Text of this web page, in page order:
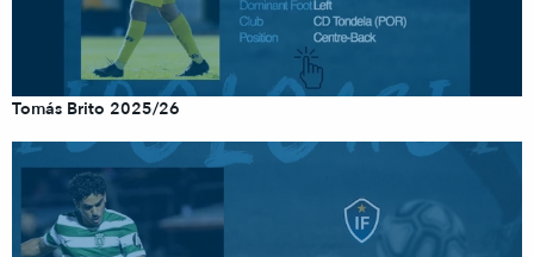
Tomás Brito 2025/26